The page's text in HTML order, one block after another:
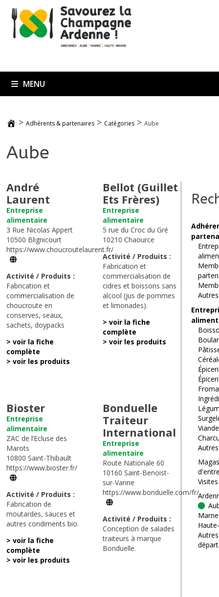
Passer
contenu
MENU
>Adhérents & partenaires > Catégories >Aube
Aube
André
Laurent
Entreprise
alimentaire
3 Rue Nicolas Appert
10500 Blignicourt
https://www.choucroutelaurent.fr/
Activité / Produits :
Fabrication et
commercialisation de
choucroute en
conserves, seaux,
sachets, doypacks
> voir la fiche
complète
> voir les produits
Bellot (Guillet
Ets Frères)
Entreprise
alimentaire
5 rue du Croc du Gré
10210 Chaource
Activité / Produits :
Fabrication et
commercialisation de
cidres et boissons sans
alcool (jus de pommes
et limonades).
> voir la fiche
complète
> voir les produits
Bioster
Entreprise
alimentaire
ZAC de l’Ecluse des
Marots
10800 Saint-Thibault
https://www.bioster.fr/
Activité / Produits :
Fabrication de
moutardes, sauces et
autres condiments bio.
> voir la fiche
complète
> voir les produits
Bonduelle
Traiteur
International
Entreprise
alimentaire
Route Nationale 60
10160 Saint-Benoist-
sur-Vanne
https://www.bonduelle.com/fr/
Activité / Produits :
Conception de salades
traiteurs à marque
Bonduelle.
Autres
Marne
Autres